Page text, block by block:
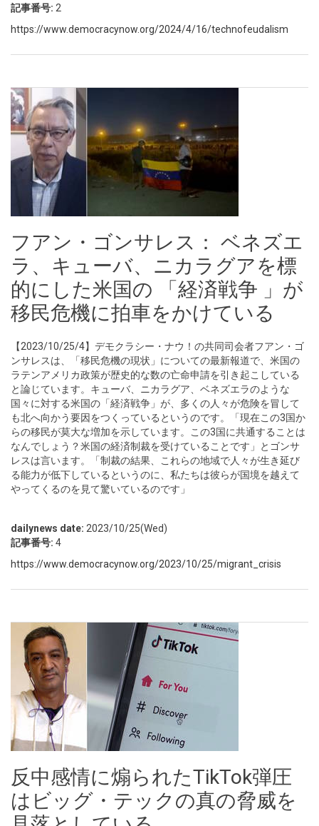
記事番号: 2
https://www.democracynow.org/2024/4/16/technofeudalism
フアン・ゴンサレス： ベネズエ
ラ、キューバ、ニカラグアを標
的にした米国の 「経済戦争 」が
移民危機に拍車をかけている
【2023/10/25/4】デモクラシー・ナウ！の共同司会者フアン・ゴ
ンサレスは、「移民危機の現状」についての最新報道で、米国の
ラテンアメリカ政策が歴史的な数の亡命申請を引き起こしている
と論じています。キューバ、ニカラグア、ベネズエラのような
国々に対する米国の「経済戦争」が、多くの人々が危険を冒して
も北へ向かう要因をつくっているというのです。「現在この3国か
らの移民が莫大な増加を示しています。この3国に共通することは
なんでしょう？米国の経済制裁を受けていることです」とゴンサ
レスは言います。「制裁の結果、これらの地域で人々が生き延び
る能力が低下しているというのに、私たちは彼らが国境を越えて
やってくるのを見て驚いているのです」
dailynews date: 2023/10/25(Wed)
記事番号: 4
https://www.democracynow.org/2023/10/25/migrant_crisis
反中感情に煽られたTikTok弾圧
はビッグ・テックの真の脅威を